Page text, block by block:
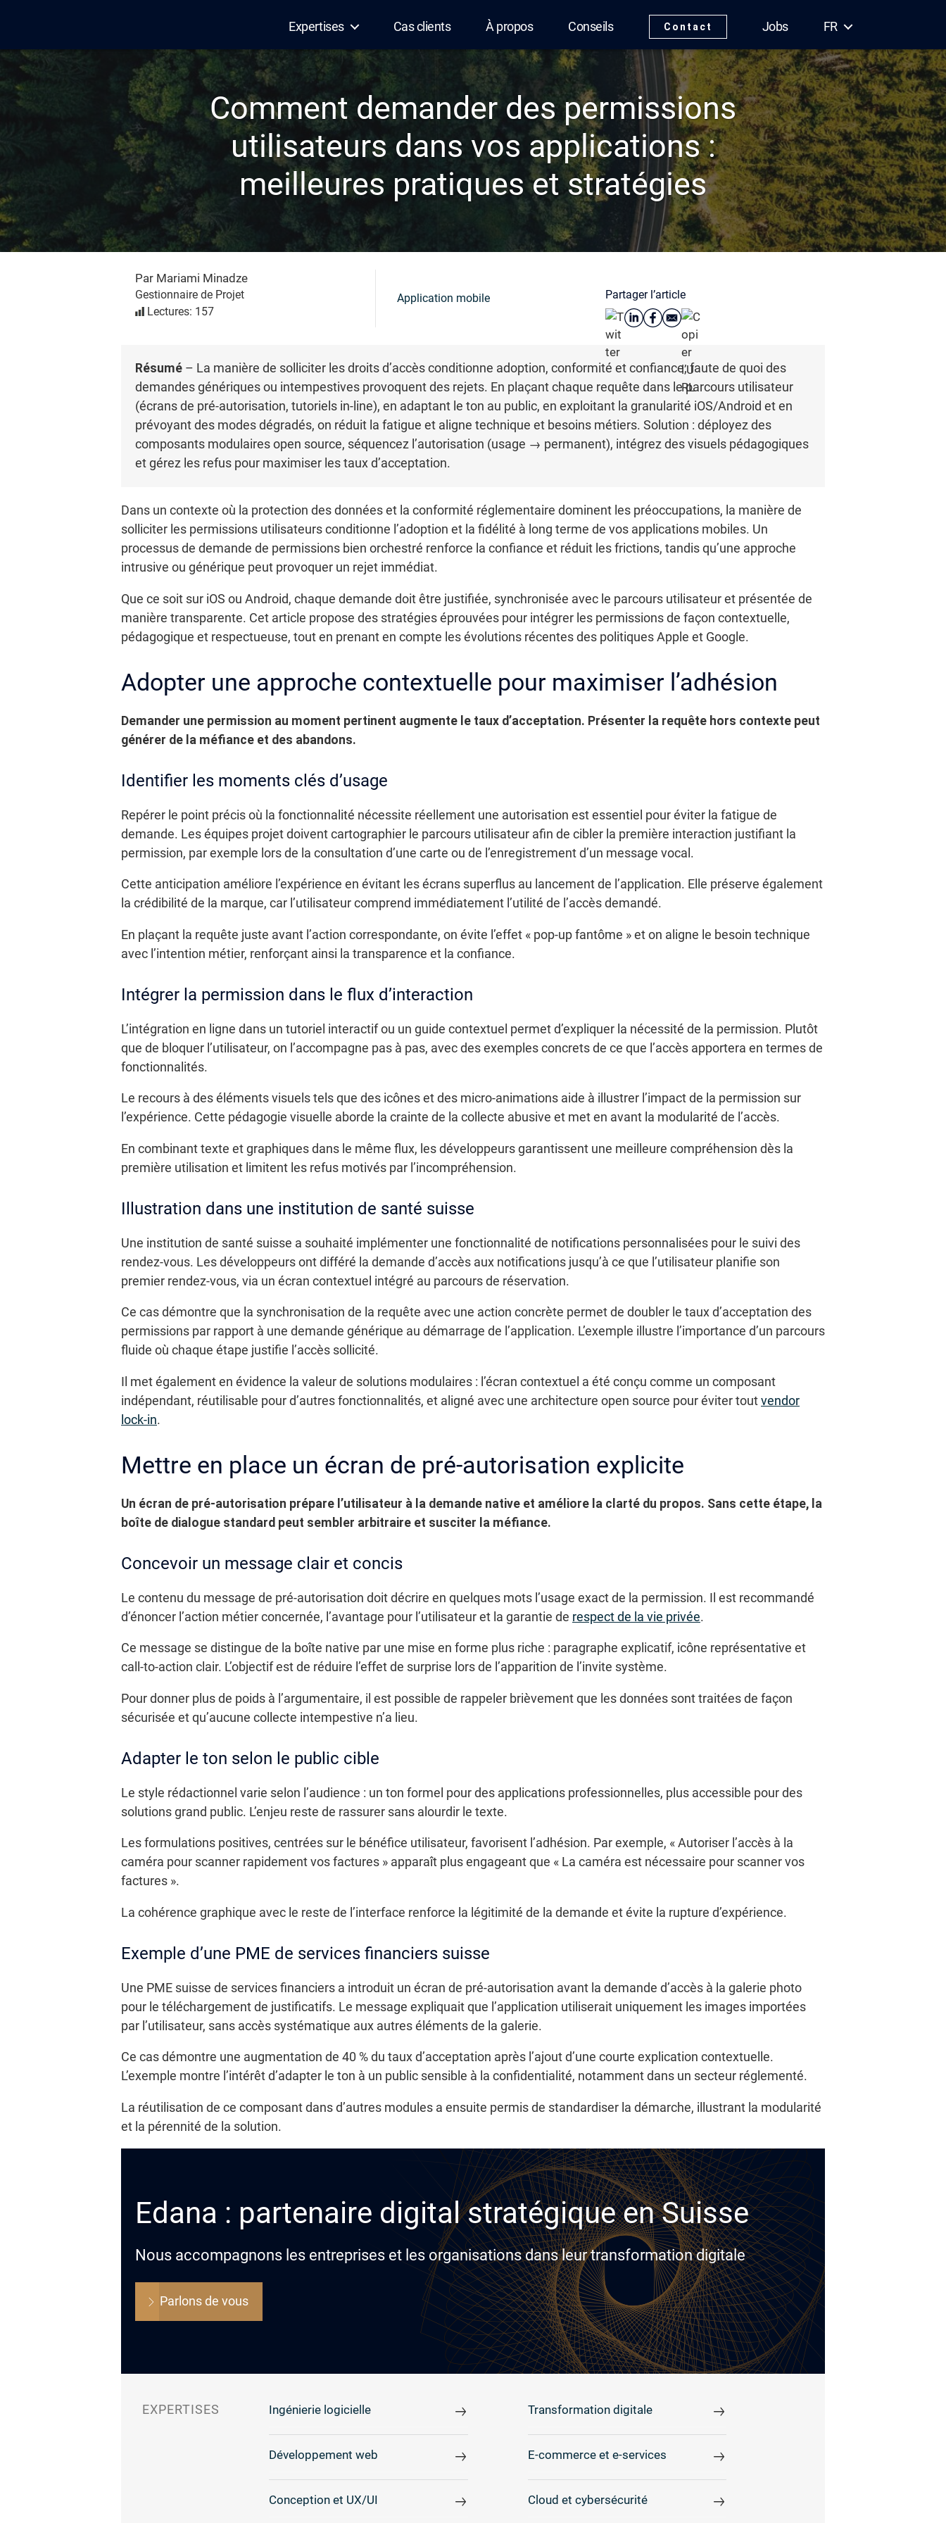
Expertises Cas clients À propos Conseils Contact Jobs FR
Comment demander des permissions
utilisateurs dans vos applications :
meilleures pratiques et stratégies
Par Mariami Minadze
Gestionnaire de Projet
Lectures: 157
Application mobile Partager l’article
Résumé – La manière de solliciter les droits d’accès conditionne adoption, conformité et confiance, faute de quoi des
demandes génériques ou intempestives provoquent des rejets. En plaçant chaque requête dans le parcours utilisateur
(écrans de pré-autorisation, tutoriels in-line), en adaptant le ton au public, en exploitant la granularité iOS/Android et en
prévoyant des modes dégradés, on réduit la fatigue et aligne technique et besoins métiers. Solution : déployez des
composants modulaires open source, séquencez l’autorisation (usage → permanent), intégrez des visuels pédagogiques
et gérez les refus pour maximiser les taux d’acceptation.
Dans un contexte où la protection des données et la conformité réglementaire dominent les préoccupations, la manière de
solliciter les permissions utilisateurs conditionne l’adoption et la fidélité à long terme de vos applications mobiles. Un
processus de demande de permissions bien orchestré renforce la confiance et réduit les frictions, tandis qu’une approche
intrusive ou générique peut provoquer un rejet immédiat.
Que ce soit sur iOS ou Android, chaque demande doit être justifiée, synchronisée avec le parcours utilisateur et présentée de
manière transparente. Cet article propose des stratégies éprouvées pour intégrer les permissions de façon contextuelle,
pédagogique et respectueuse, tout en prenant en compte les évolutions récentes des politiques Apple et Google.
Adopter une approche contextuelle pour maximiser l’adhésion
Demander une permission au moment pertinent augmente le taux d’acceptation. Présenter la requête hors contexte peut
générer de la méfiance et des abandons.
Identifier les moments clés d’usage
Repérer le point précis où la fonctionnalité nécessite réellement une autorisation est essentiel pour éviter la fatigue de
demande. Les équipes projet doivent cartographier le parcours utilisateur afin de cibler la première interaction justifiant la
permission, par exemple lors de la consultation d’une carte ou de l’enregistrement d’un message vocal.
Cette anticipation améliore l’expérience en évitant les écrans superflus au lancement de l’application. Elle préserve également
la crédibilité de la marque, car l’utilisateur comprend immédiatement l’utilité de l’accès demandé.
En plaçant la requête juste avant l’action correspondante, on évite l’effet « pop-up fantôme » et on aligne le besoin technique
avec l’intention métier, renforçant ainsi la transparence et la confiance.
Intégrer la permission dans le flux d’interaction
L’intégration en ligne dans un tutoriel interactif ou un guide contextuel permet d’expliquer la nécessité de la permission. Plutôt
que de bloquer l’utilisateur, on l’accompagne pas à pas, avec des exemples concrets de ce que l’accès apportera en termes de
fonctionnalités.
Le recours à des éléments visuels tels que des icônes et des micro-animations aide à illustrer l’impact de la permission sur
l’expérience. Cette pédagogie visuelle aborde la crainte de la collecte abusive et met en avant la modularité de l’accès.
En combinant texte et graphiques dans le même flux, les développeurs garantissent une meilleure compréhension dès la
première utilisation et limitent les refus motivés par l’incompréhension.
Illustration dans une institution de santé suisse
Une institution de santé suisse a souhaité implémenter une fonctionnalité de notifications personnalisées pour le suivi des
rendez-vous. Les développeurs ont différé la demande d’accès aux notifications jusqu’à ce que l’utilisateur planifie son
premier rendez-vous, via un écran contextuel intégré au parcours de réservation.
Ce cas démontre que la synchronisation de la requête avec une action concrète permet de doubler le taux d’acceptation des
permissions par rapport à une demande générique au démarrage de l’application. L’exemple illustre l’importance d’un parcours
fluide où chaque étape justifie l’accès sollicité.
Il met également en évidence la valeur de solutions modulaires : l’écran contextuel a été conçu comme un composant
indépendant, réutilisable pour d’autres fonctionnalités, et aligné avec une architecture open source pour éviter tout vendor
lock-in.
Mettre en place un écran de pré-autorisation explicite
Un écran de pré-autorisation prépare l’utilisateur à la demande native et améliore la clarté du propos. Sans cette étape, la
boîte de dialogue standard peut sembler arbitraire et susciter la méfiance.
Concevoir un message clair et concis
Le contenu du message de pré-autorisation doit décrire en quelques mots l’usage exact de la permission. Il est recommandé
d’énoncer l’action métier concernée, l’avantage pour l’utilisateur et la garantie de respect de la vie privée.
Ce message se distingue de la boîte native par une mise en forme plus riche : paragraphe explicatif, icône représentative et
call-to-action clair. L’objectif est de réduire l’effet de surprise lors de l’apparition de l’invite système.
Pour donner plus de poids à l’argumentaire, il est possible de rappeler brièvement que les données sont traitées de façon
sécurisée et qu’aucune collecte intempestive n’a lieu.
Adapter le ton selon le public cible
Le style rédactionnel varie selon l’audience : un ton formel pour des applications professionnelles, plus accessible pour des
solutions grand public. L’enjeu reste de rassurer sans alourdir le texte.
Les formulations positives, centrées sur le bénéfice utilisateur, favorisent l’adhésion. Par exemple, « Autoriser l’accès à la
caméra pour scanner rapidement vos factures » apparaît plus engageant que « La caméra est nécessaire pour scanner vos
factures ».
La cohérence graphique avec le reste de l’interface renforce la légitimité de la demande et évite la rupture d’expérience.
Exemple d’une PME de services financiers suisse
Une PME suisse de services financiers a introduit un écran de pré-autorisation avant la demande d’accès à la galerie photo
pour le téléchargement de justificatifs. Le message expliquait que l’application utiliserait uniquement les images importées
par l’utilisateur, sans accès systématique aux autres éléments de la galerie.
Ce cas démontre une augmentation de 40 % du taux d’acceptation après l’ajout d’une courte explication contextuelle.
L’exemple montre l’intérêt d’adapter le ton à un public sensible à la confidentialité, notamment dans un secteur réglementé.
La réutilisation de ce composant dans d’autres modules a ensuite permis de standardiser la démarche, illustrant la modularité
et la pérennité de la solution.
Edana : partenaire digital stratégique en Suisse
Nous accompagnons les entreprises et les organisations dans leur transformation digitale
Parlons de vous
EXPERTISES Ingénierie logicielle Transformation digitale
Développement web E-commerce et e-services
Conception et UX/UI Cloud et cybersécurité